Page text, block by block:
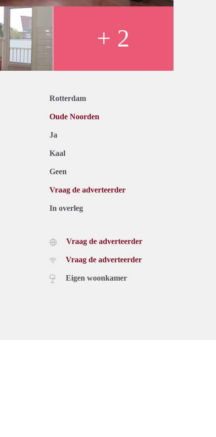
+ 2
Rotterdam
Oude Noorden
Ja
Kaal
Geen
Vraag de adverteerder
In overleg
Vraag de adverteerder
Vraag de adverteerder
Eigen woonkamer